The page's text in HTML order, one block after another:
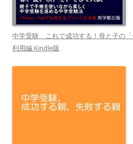
中学受験 これで成功する！母と子の
利用編 Kindle版